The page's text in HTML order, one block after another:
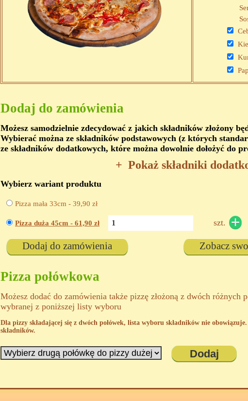
Dodaj do zamówienia
Możesz samodzielnie zdecydować z jakich składników złożony
Wybierać można ze składników podstawowych (z których
ze składników dodatkowych, które można dowolnie dołożyć do
+ Pokaż składniki
Wybierz wariant produktu
Pizza mała 33cm - 39,90 zł
Pizza duża 45cm - 61,90 zł szt.
Dodaj do zamówienia Zobacz
Pizza połówkowa
Możesz dodać do zamówienia także pizzę złożoną z dwóch różnych
wybranej z poniższej listy wyboru
Dla pizzy składającej się z dwóch połówek, lista wyboru składników nie
składników.
Dodaj